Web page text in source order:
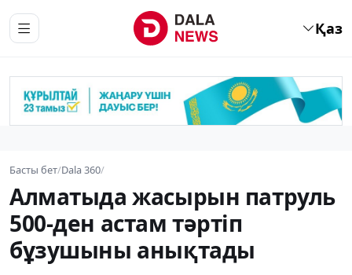
Қаз
Басты бет/Dala 360/
Алматыда жасырын патруль
500-ден астам тәртіп
бұзушыны анықтады